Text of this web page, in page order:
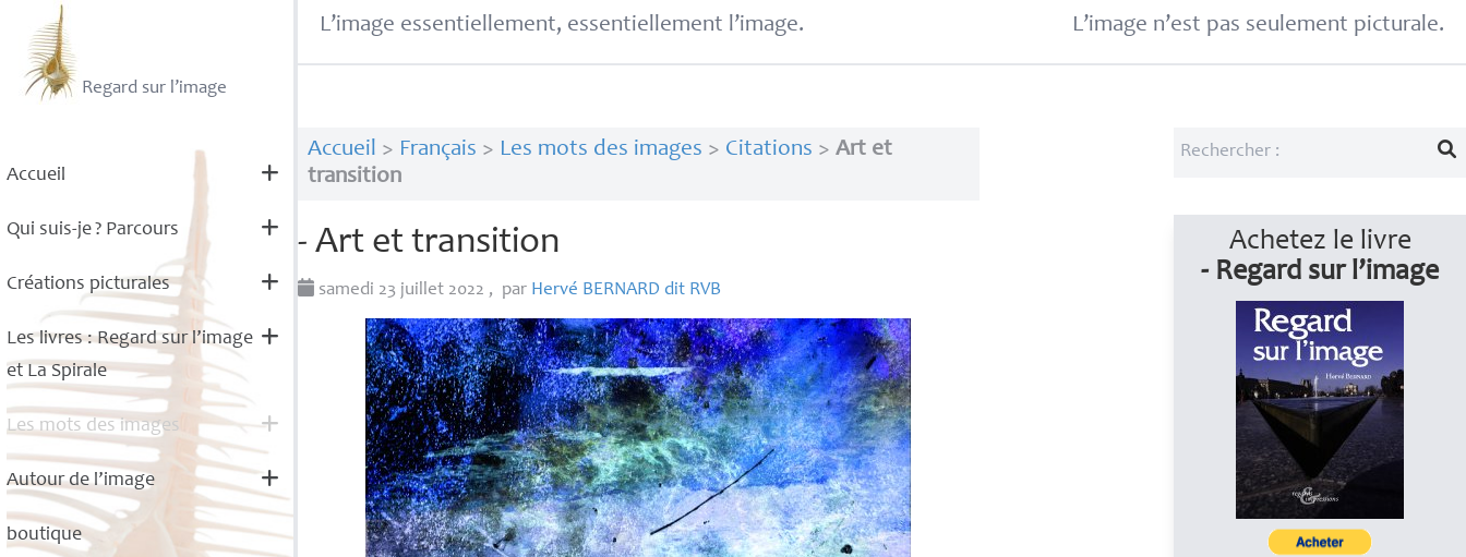
Regard sur l’image
Accueil
Qui suis-je? Parcours
Créations picturales
Les livres : Regard sur l’image
et La Spirale
Les mots des images
Autour de l’image
boutique
L’image essentiellement, essentiellement l’image. L’image n’est pas seulement picturale.
Accueil > Français > Les mots des images > Citations > Art et
transition
- Art et transition
samedi 23 juillet 2022 , par Hervé BERNARD dit RVB
Achetez le livre
- Regard sur l’image